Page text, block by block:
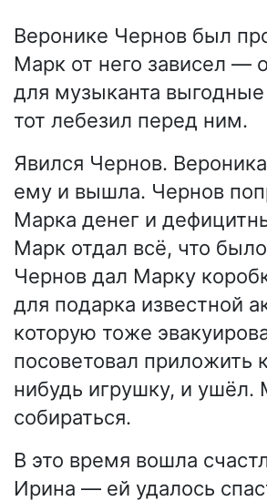
Веронике Чернов был
Марк от него зависел —
для музыканта
тот лебезил перед ним.
Явился Чернов.
ему и вышла. Чернов
Марка денег и
Марк отдал всё, что
Чернов дал Марку
для подарка известной
которую тоже
посоветовал приложить
нибудь игрушку, и ушёл.
собираться.
В это время вошла
Ирина — ей удалось